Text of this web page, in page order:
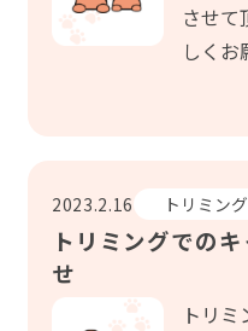
させて
しくお
2023.2.16 トリミング
トリミングでの
せ
トリ